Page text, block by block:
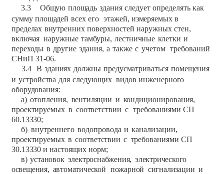
3.3
Общую площадь здания следует определять как
сумму площадей всех его этажей, измеряемых в
пределах внутренних поверхностей наружных стен,
включая наружные тамбуры, лестничные клетки и
переходы в другие здания, а также с учетом требований
СНиП 31-06.
3.4 В зданиях должны предусматриваться помещения
и устройства для следующих видовинженерного
оборудования:
а) отопления, вентиляции и кондиционирования,
проектируемых в соответствии с требованиями СП
60.13330;
б) внутреннего водопровода и канализации,
проектируемых в соответствии с требованиями СП
30.13330 и настоящих норм;
в) установок электроснабжения, электрического
освещения, автоматической пожарной сигнализации и